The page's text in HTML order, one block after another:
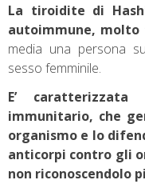
La tiroidite di
autoimmune, molto
media una persona
sesso femminile.
E’
immunitario, che
organismo e lo
anticorpi contro gli
non riconoscendolo